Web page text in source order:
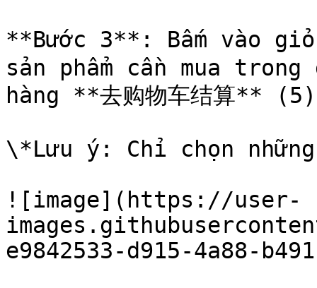
**Bước 3**: Bấm vào
sản phẩm cần mua
hàng **去购物车结算**
\*Lưu ý: Chỉ chọn những
![image](https://user-
e9842533-d915-4a88-